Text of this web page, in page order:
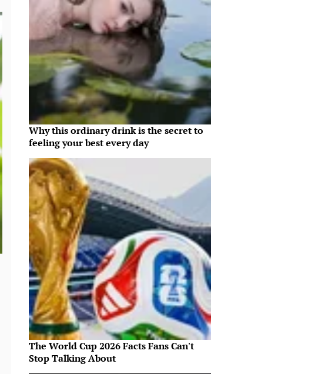
Why this ordinary drink is the secret to
feeling your best every day
The World Cup 2026 Facts Fans Can't
Stop Talking About